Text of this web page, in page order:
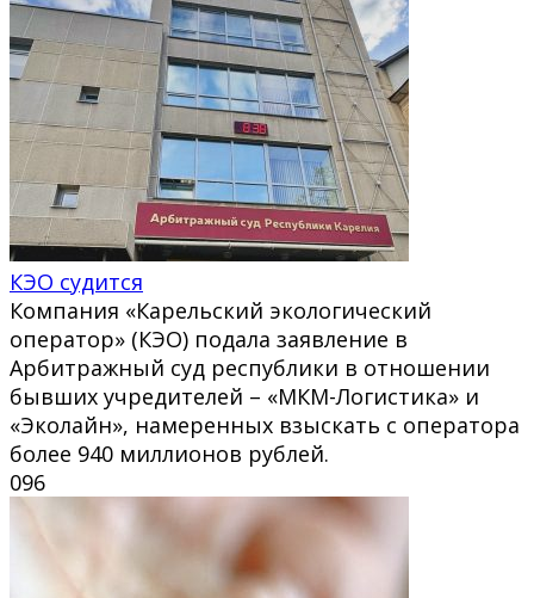
КЭО судится
Компания «Карельский экологический
оператор» (КЭО) подала заявление в
Арбитражный суд республики в отношении
бывших учредителей – «МКМ-Логистика» и
«Эколайн», намеренных взыскать с оператора
более 940 миллионов рублей.
096